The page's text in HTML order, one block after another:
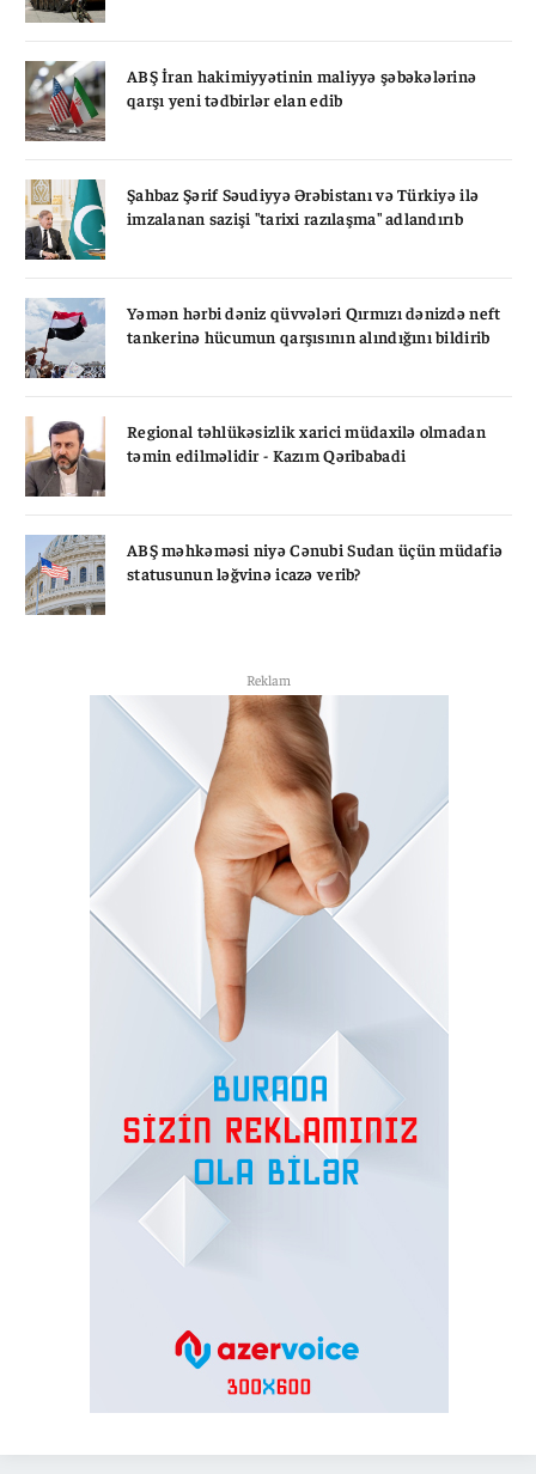
ABŞ İran hakimiyyətinin maliyyə şəbəkələrinə
qarşı yeni tədbirlər elan edib
Şahbaz Şərif Səudiyyə Ərəbistanı və Türkiyə ilə
imzalanan sazişi "tarixi razılaşma" adlandırıb
Yəmən hərbi dəniz qüvvələri Qırmızı dənizdə neft
tankerinə hücumun qarşısının alındığını bildirib
Regional təhlükəsizlik xarici müdaxilə olmadan
təmin edilməlidir - Kazım Qəribabadi
ABŞ məhkəməsi niyə Cənubi Sudan üçün müdafiə
statusunun ləğvinə icazə verib?
Reklam